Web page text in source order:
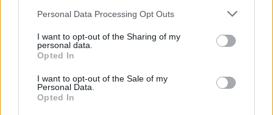
Please note that this website/app uses one or more Google
not limited to your visit or usage behaviour. You may click to
grant or deny consent to Google and its third-party tags to
use your data for below specified purposes in below Google
consent section.
Personal Data Processing Opt Outs
I want to opt-out of the Sharing of my
personal data.
Opted In
I want to opt-out of the Sale of my
Personal Data.
Opted In
Kovács Tünde 2019. május 01.
Az utóbbi néhány évben megháromszorozódott a
munkahely elvárásait nem tudják ...